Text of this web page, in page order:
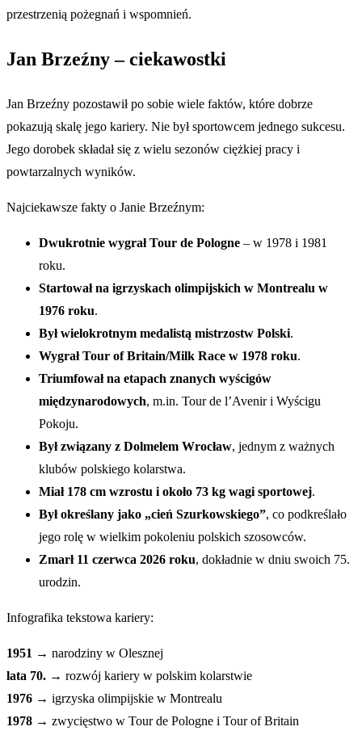
przestrzenią pożegnań i wspomnień.
Jan Brzeźny – ciekawostki
Jan Brzeźny pozostawił po sobie wiele faktów, które dobrze
pokazują skalę jego kariery. Nie był sportowcem jednego sukcesu.
Jego dorobek składał się z wielu sezonów ciężkiej pracy i
powtarzalnych wyników.
Najciekawsze fakty o Janie Brzeźnym:
Dwukrotnie wygrał Tour de Pologne – w 1978 i 1981
roku.
Startował na igrzyskach olimpijskich w Montrealu w
1976 roku.
Był wielokrotnym medalistą mistrzostw Polski.
Wygrał Tour of Britain/Milk Race w 1978 roku.
Triumfował na etapach znanych wyścigów
międzynarodowych, m.in. Tour de l’Avenir i Wyścigu
Pokoju.
Był związany z Dolmelem Wrocław, jednym z ważnych
klubów polskiego kolarstwa.
Miał 178 cm wzrostu i około 73 kg wagi sportowej.
Był określany jako „cień Szurkowskiego”, co podkreślało
jego rolę w wielkim pokoleniu polskich szosowców.
Zmarł 11 czerwca 2026 roku, dokładnie w dniu swoich 75.
urodzin.
Infografika tekstowa kariery:
1951 → narodziny w Olesznej
lata 70. → rozwój kariery w polskim kolarstwie
1976 → igrzyska olimpijskie w Montrealu
1978 → zwycięstwo w Tour de Pologne i Tour of Britain